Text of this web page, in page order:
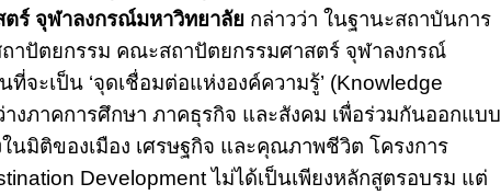
ร์ จุฬาลงกรณ์มหาวิทยาลัย กล่าวว่า ในฐานะสถาบันการ
าปัตยกรรม คณะสถาปัตยกรรมศาสตร์ จุฬาลงกรณ์
ที่จะเป็น ‘จุดเชื่อมต่อแห่งองค์ความรู้’ (Knowledge
างภาคการศึกษา ภาคธุรกิจ และสังคม เพื่อร่วมกันออกแบบ
นมิติของเมือง เศรษฐกิจ และคุณภาพชีวิต โครงการ
Developmentไม่ได้เป็นเพียงหลักสูตรอบรม แต่